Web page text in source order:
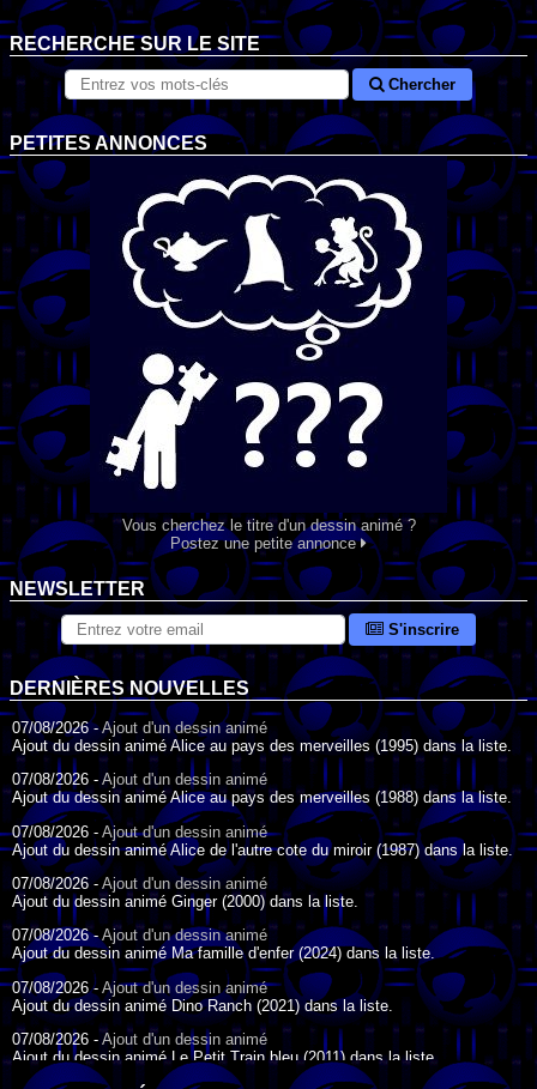
RECHERCHE SUR LE SITE
Chercher
PETITES ANNONCES
Vous cherchez le titre d'un dessin animé ?
Postez une petite annonce
NEWSLETTER
S'inscrire
DERNIÈRES NOUVELLES
07/08/2026 -Ajout d'un dessin animé
Ajout du dessin animé Alice au pays des merveilles (1995) dans la liste.
07/08/2026 - Ajout d'un dessin animé
Ajout du dessin animé Alice au pays des merveilles (1988) dans la liste.
07/08/2026 - Ajout d'un dessin animé
Ajout du dessin animé Alice de l'autre cote du miroir (1987) dans la liste.
07/08/2026 -Ajout d'un dessin animé
Ajout du dessin animé Ginger (2000) dans la liste.
07/08/2026 -Ajout d'un dessin animé
Ajout du dessin animé Ma famille d'enfer (2024) dans la liste.
07/08/2026 - Ajout d'un dessin animé
Ajout du dessin animé Dino Ranch (2021) dans la liste.
07/08/2026 - Ajout d'un dessin animé
Ajout du dessin animé Le Petit Train bleu (2011) dans la liste.